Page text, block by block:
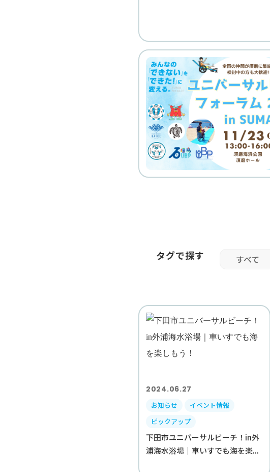
タグで探す すべて
2024.06.27
お知らせ
イベント情報
ピックアップ
下田市ユニバーサルビーチ！in外
浦海水浴場｜車いすでも海を楽...